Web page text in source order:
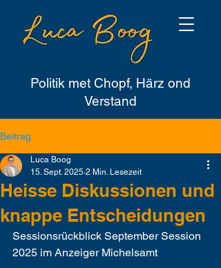
Politik met Chopf, Härz ond
Verstand
Beitrag
Heisse Diskussionen und
knappe Entscheidungen
Luca Boog
15. Sept. 2025 2 Min. Lesezeit
Sessionsrückblick September Session
2025 im Anzeiger Michelsamt